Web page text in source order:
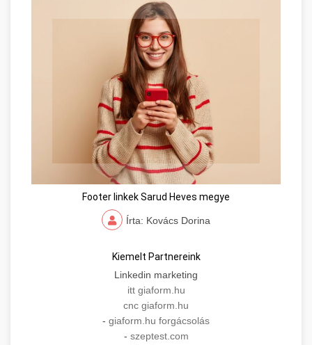
Footer linkek Sarud Heves megye
Írta: Kovács Dorina
Kiemelt Partnereink
Linkedin marketing
itt giaform.hu
cnc giaform.hu
- giaform.hu forgácsolás
- szeptest.com